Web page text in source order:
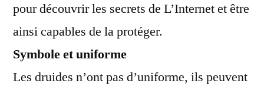
pour découvrir les secrets de L’Internet et être
ainsi capables de la protéger.
Symbole et uniforme
Les druides n’ont pas d’uniforme, ils peuvent